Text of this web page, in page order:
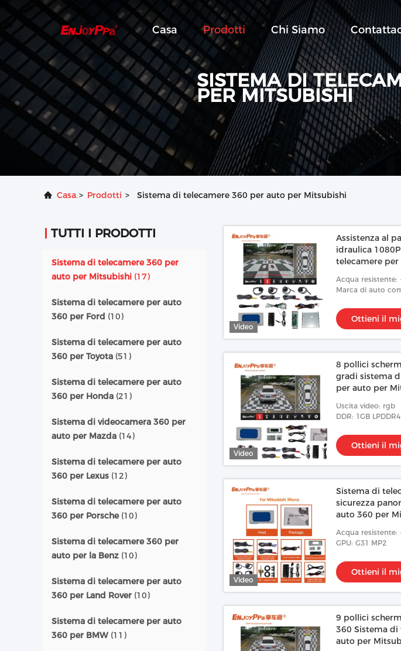
Casa Prodotti Chi Siamo
SISTEMA DI
PER MITSUBISHI
Casa.> Prodotti > Sistema di telecamere 360 per auto per Mitsubishi
TUTTI I PRODOTTI
Sistema di telecamere 360 per
auto per Mitsubishi (17)
Sistema di telecamere per auto
360 per Ford (10)
Sistema di telecamere per auto
360 per Toyota (51)
Sistema di telecamere per auto
360 per Honda (21)
Sistema di videocamera 360 per
auto per Mazda (14)
Sistema di telecamere per auto
360 per Lexus (12)
Sistema di telecamere per auto
360 per Porsche(10)
Sistema di telecamere 360 per
auto per la Benz (10)
Sistema di telecamere per auto
360 per Land Rover (10)
Sistema di telecamere per auto
360 per BMW (11)
Video
Assistenza al
idraulica
telecamere
Acqua resistente:
Marca di auto
Ottieni il
Video
8 pollici
gradi sistema
per auto per
Uscita video: rgb
DDR: 1GB LPDDR4
Ottieni il
Video
Sistema di
sicurezza
auto 360 per
Acqua resistente:
GPU: G31 MP2
Ottieni il
9 pollici
360 Sistema
auto per